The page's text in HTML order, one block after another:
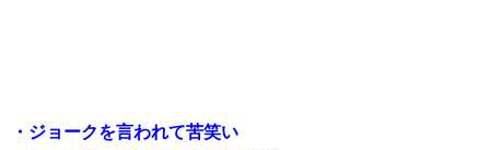
・ジョークを言われて苦笑い